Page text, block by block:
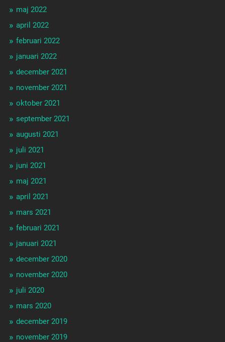
maj 2022
april 2022
februari 2022
januari 2022
december 2021
november 2021
oktober 2021
september 2021
augusti 2021
juli 2021
juni 2021
maj 2021
april 2021
mars 2021
februari 2021
januari 2021
december 2020
november 2020
juli 2020
mars 2020
december 2019
november 2019